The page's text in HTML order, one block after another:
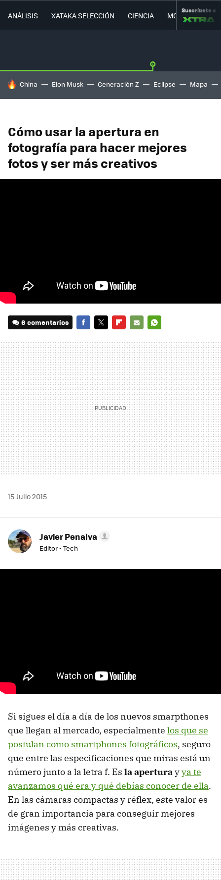
ANÁLISIS XATAKA SELECCIÓN CIENCIA MOVILIDAD
Suscríbete a
HOY SE HABLA DE
China Elon Musk Generación Z Eclipse Mapa
Cómo usar la apertura en
fotografía para hacer mejores
fotos y ser más creativos
6 comentarios
MAIL
15 Julio 2015
Javier Penalva
Editor - Tech
Si sigues el día a día de los nuevos smarpthones
que llegan al mercado, especialmente los que se
postulan como smartphones fotográficos, seguro
que entre las especificaciones que miras está un
número junto a la letra f. Es la aperturayya te
avanzamos qué era y qué debías conocer de ella.
En las cámaras compactas y réflex, este valor es
de gran importancia para conseguir mejores
imágenes y más creativas.